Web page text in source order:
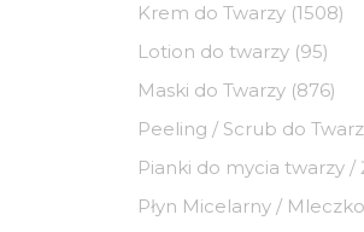
Krem do Twarzy (1508)
Lotion do twarzy (95)
Maski do Twarzy (876)
Peeling / Scrub do
Pianki do mycia twarzy /
Płyn Micelarny /